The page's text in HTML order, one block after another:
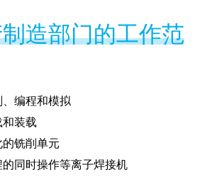
造部门的工作范
编程和模拟
装载
铣削单元
同时操作等离子焊接机